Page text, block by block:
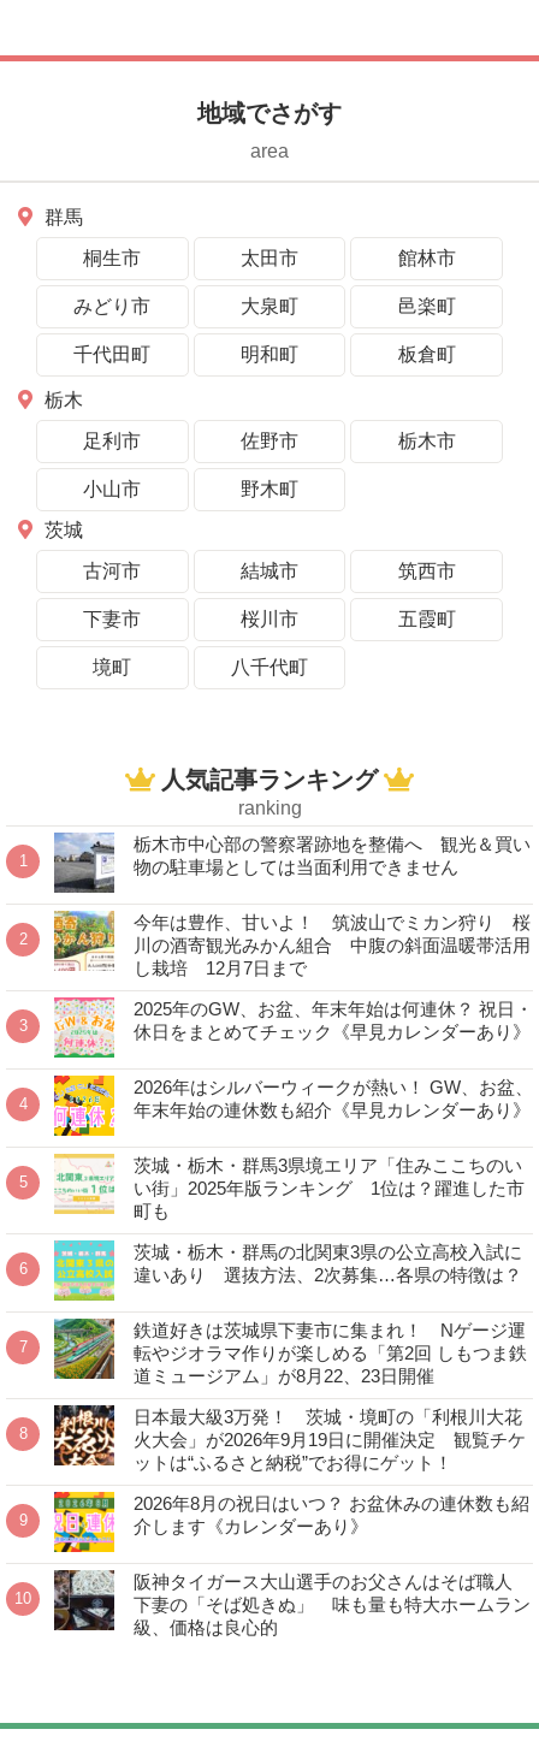
地域でさがす
area
群馬
桐生市
太田市 館林市
みどり市 大泉町 邑楽町
千代田町 明和町 板倉町
栃木
足利市
佐野市 栃木市
小山市
野木町
茨城
古河市
結城市 筑西市
下妻市 桜川市 五霞町
境町 八千代町
人気記事ランキング
ranking
栃木市中心部の警察署跡地を整備へ 観光＆買い
物の駐車場としては当面利用できません
今年は豊作、甘いよ！ 筑波山でミカン狩り 桜
川の酒寄観光みかん組合 中腹の斜面温暖帯活用
し栽培 12月7日まで
2025年のGW、お盆、年末年始は何連休？ 祝日・
休日をまとめてチェック《早見カレンダーあり》
2026年はシルバーウィークが熱い！ GW、お盆、
年末年始の連休数も紹介《早見カレンダーあり》
茨城・栃木・群馬3県境エリア「住みここちのい
い街」2025年版ランキング 1位は？躍進した市
町も
茨城・栃木・群馬の北関東3県の公立高校入試に
違いあり 選抜方法、2次募集…各県の特徴は？
鉄道好きは茨城県下妻市に集まれ！ Nゲージ運
転やジオラマ作りが楽しめる「第2回 しもつま鉄
道ミュージアム」が8月22、23日開催
日本最大級3万発！ 茨城・境町の「利根川大花
火大会」が2026年9月19日に開催決定 観覧チケ
ットは“ふるさと納税”でお得にゲット！
2026年8月の祝日はいつ？ お盆休みの連休数も紹
介します《カレンダーあり》
阪神タイガース大山選手のお父さんはそば職人
下妻の「そば処きぬ」 味も量も特大ホームラン
級、価格は良心的